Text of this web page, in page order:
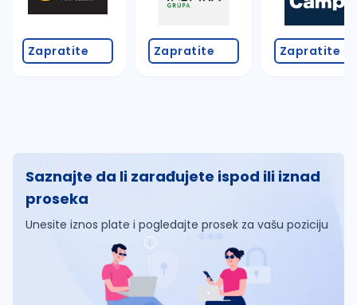
Zapratite Zapratite Zapratite
Saznajte da li zarađujete ispod ili iznad
proseka
Unesite iznos plate i pogledajte prosek za vašu poziciju